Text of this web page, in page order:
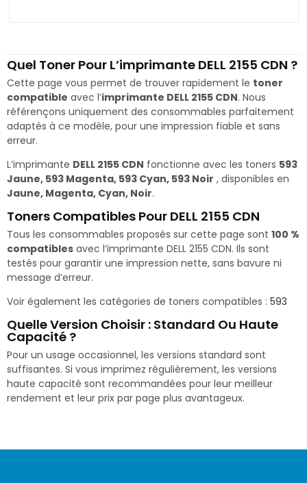
Quel Toner Pour L’imprimante DELL 2155 CDN ?
Cette page vous permet de trouver rapidement le toner
compatible avec l’imprimante DELL 2155 CDN. Nous
référençons uniquement des consommables parfaitement
adaptés à ce modèle, pour une impression fiable et sans
erreur.
L’imprimante DELL 2155 CDN fonctionne avec les toners 593
Jaune, 593 Magenta, 593 Cyan, 593 Noir , disponibles en
Jaune, Magenta, Cyan, Noir.
Toners Compatibles Pour DELL 2155 CDN
Tous les consommables proposés sur cette page sont 100 %
compatibles avec l’imprimante DELL 2155 CDN. Ils sont
testés pour garantir une impression nette, sans bavure ni
message d’erreur.
Voir également les catégories de toners compatibles : 593
Quelle Version Choisir : Standard Ou Haute
Capacité ?
Pour un usage occasionnel, les versions standard sont
suffisantes. Si vous imprimez régulièrement, les versions
haute capacité sont recommandées pour leur meilleur
rendement et leur prix par page plus avantageux.